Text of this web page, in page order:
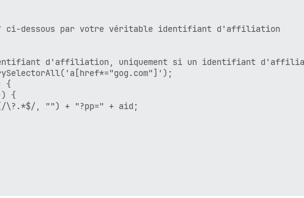
ci-dessous par votre véritable identifiant d'affiliation
d'affiliation, uniquement si un identifiant
{
{
, "") + "?pp=" + aid;